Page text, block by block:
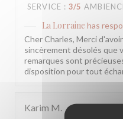
SERVICE : 3/5
La Lorraine has
Cher Charles, Merci
sincèrement désolés que
remarques sont
disposition pour tout
Karim M